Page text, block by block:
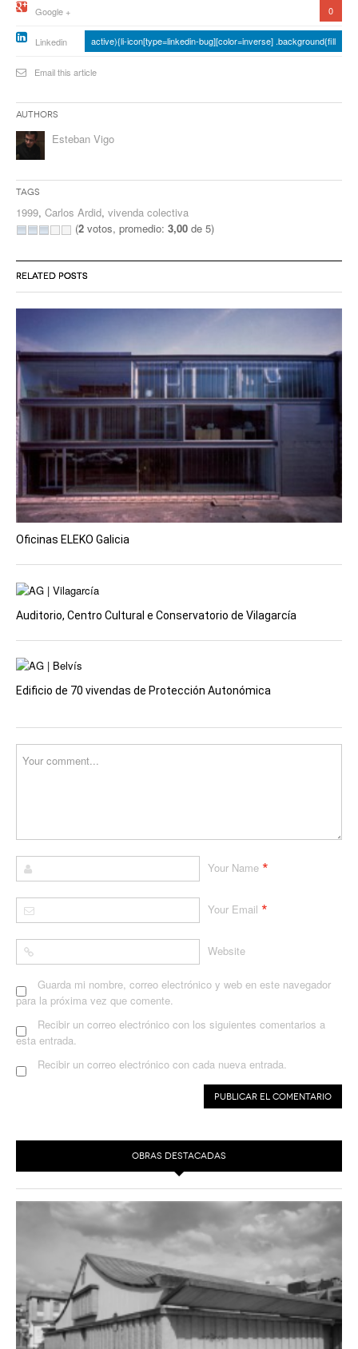
Google + 0
Linkedin active){li-icon[type=linkedin-bug][color=inverse] .background{fill
Email this article
Authors
Esteban Vigo
Tags
1999, Carlos Ardid, vivenda colectiva
(2 votos, promedio: 3,00 de 5)
RELATED POSTS
Oficinas ELEKO Galicia
Auditorio, Centro Cultural e Conservatorio de Vilagarcía
Edificio de 70 vivendas de Protección Autonómica
Your Name *
Your Email *
Website
Guarda mi nombre, correo electrónico y web en este navegador
para la próxima vez que comente.
Recibir un correo electrónico con los siguientes comentarios a
esta entrada.
Recibir un correo electrónico con cada nueva entrada.
OBRAS DESTACADAS